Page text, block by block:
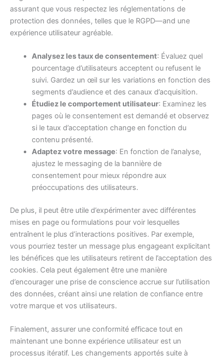
assurant que vous respectez les réglementations de
protection des données, telles que le RGPD—and une
expérience utilisateur agréable.
Analysez les taux de consentement: Évaluez quel
pourcentage d’utilisateurs acceptent ou refusent le
suivi. Gardez un œil sur les variations en fonction des
segments d’audience et des canaux d’acquisition.
Étudiez le comportement utilisateur: Examinez les
pages où le consentement est demandé et observez
si le taux d’acceptation change en fonction du
contenu présenté.
Adaptez votre message: En fonction de l’analyse,
ajustez le messaging de la bannière de
consentement pour mieux répondre aux
préoccupations des utilisateurs.
De plus, il peut être utile d’expérimenter avec différentes
mises en page ou formulations pour voir lesquelles
entraînent le plus d’interactions positives. Par exemple,
vous pourriez tester un message plus engageant explicitant
les bénéfices que les utilisateurs retirent de l’acceptation des
cookies. Cela peut également être une manière
d’encourager une prise de conscience accrue sur l’utilisation
des données, créant ainsi une relation de confiance entre
votre marque et vos utilisateurs.
Finalement, assurer une conformité efficace tout en
maintenant une bonne expérience utilisateur est un
processus itératif. Les changements apportés suite à